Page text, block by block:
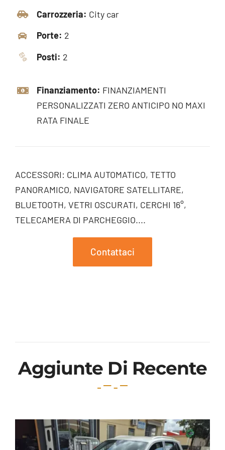
Carrozzeria: City car
Porte: 2
Posti: 2
Finanziamento: FINANZIAMENTI
PERSONALIZZATI ZERO ANTICIPO NO MAXI
RATA FINALE
ACCESSORI: CLIMA AUTOMATICO, TETTO
PANORAMICO, NAVIGATORE SATELLITARE,
BLUETOOTH, VETRI OSCURATI, CERCHI 16°,
TELECAMERA DI PARCHEGGIO....
Contattaci
Aggiunte Di Recente